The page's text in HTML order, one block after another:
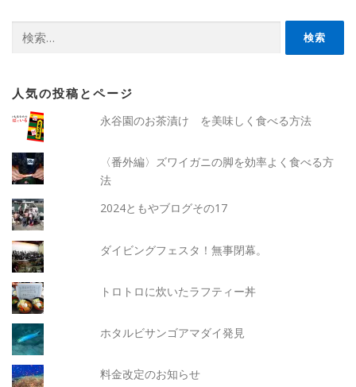
索:
人気の投稿とページ
永谷園のお茶漬け を美味しく食べる方法
〈番外編〉ズワイガニの脚を効率よく食べる方
法
2024ともやブログその17
ダイビングフェスタ！無事閉幕。
トロトロに炊いたラフティー丼
ホタルビサンゴアマダイ発見
料金改定のお知らせ